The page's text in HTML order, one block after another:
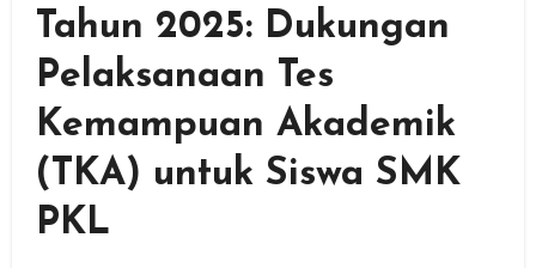
Tahun 2025: Dukungan
Pelaksanaan Tes
Kemampuan Akademik
(TKA) untuk Siswa SMK
PKL